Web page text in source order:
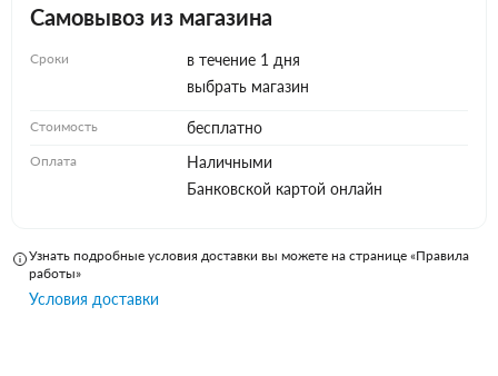
Самовывоз из магазина
Сроки
в течение 1 дня
выбрать магазин
Стоимость бесплатно
Оплата
Наличными
Банковской картой онлайн
Узнать подробные условия доставки вы можете на странице «Правила
работы»
Условия доставки